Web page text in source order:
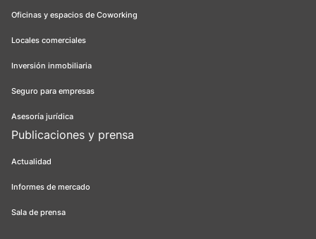
Oficinas y espacios de Coworking
Locales comerciales
Inversión inmobiliaria
Seguro para empresas
Asesoría jurídica
Publicaciones y prensa
Actualidad
Informes de mercado
Sala de prensa